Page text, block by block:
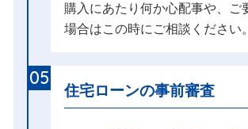
購入にあたり何か心配事や、ご
場合はこの時にご相談ください。
05
住宅ローンの事前審査